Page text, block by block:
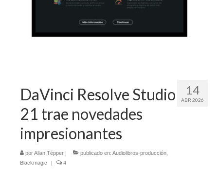
14
ABR 2026
DaVinci Resolve Studio
21 trae novedades
impresionantes
porAllan Tépper publicado en: Audiolibros-producción
Blackmagic
4